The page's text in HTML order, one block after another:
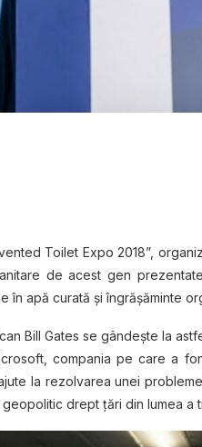
Toilet Expo 2018”,
de acest gen
în apă curată şi îngrăşăminte
Bill Gates se gândeşte la
compania pe care a
la rezolvarea unei
drept ţări din lumea a